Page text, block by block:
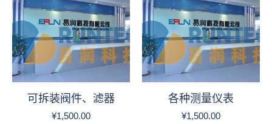
可拆装阀件、滤器
¥1,500.00
各种测量仪表
¥1,500.00